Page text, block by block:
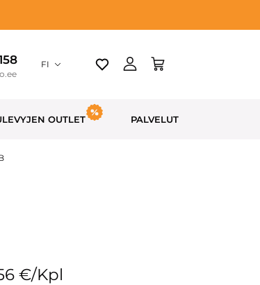
FI
OUTLET PALVELUT
€/Kpl